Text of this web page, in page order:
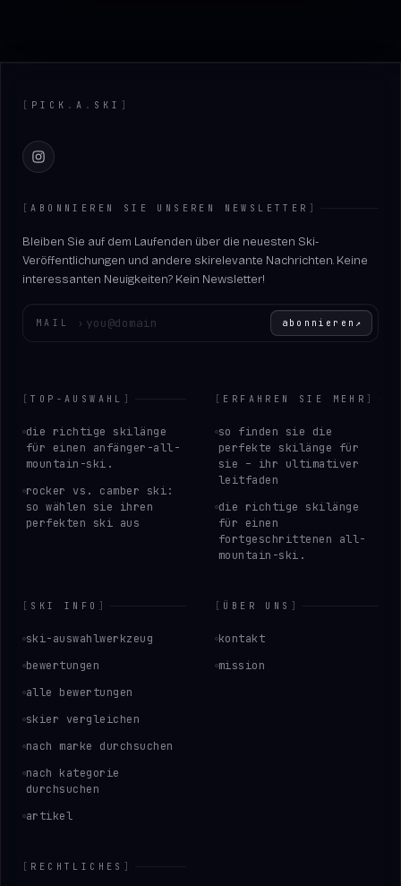
[ PICK . A . SKI ]
Instagram
[ABONNIEREN SIE UNSEREN NEWSLETTER ]
Bleiben Sie auf dem Laufenden über die neuesten Ski-
Veröffentlichungen und andere skirelevante Nachrichten. Keine
interessanten Neuigkeiten? Kein Newsletter!
MAIL › abonnieren ↗
[TOP-AUSWAHL ]
die richtige skilänge
für einen anfänger-all-
mountain-ski.
rocker vs. camber ski:
so wählen sie ihren
perfekten ski aus
[ ERFAHREN SIE MEHR ]
so finden sie die
perfekte skilänge für
sie – ihr ultimativer
leitfaden
die richtige skilänge
für einen
fortgeschrittenen all-
mountain-ski.
[ SKI INFO ]
ski-auswahlwerkzeug
bewertungen
alle bewertungen
skier vergleichen
nach marke durchsuchen
nach kategorie
durchsuchen
artikel
[ ÜBER UNS ]
kontakt
mission
[ RECHTLICHES ]